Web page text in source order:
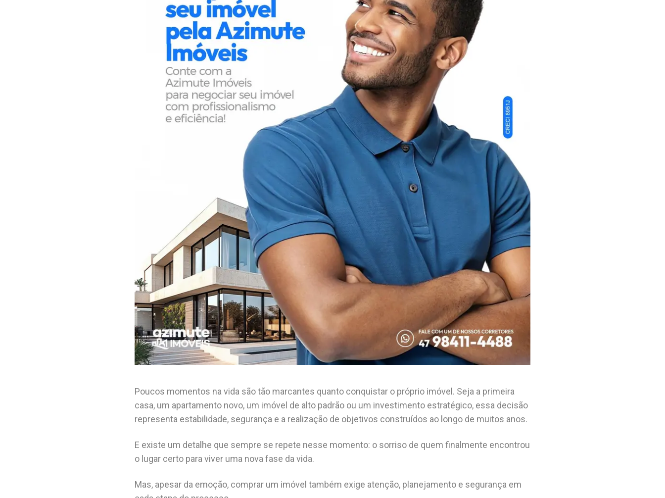
Poucos momentos na vida são tão marcantes quanto conquistar o próprio imóvel. Seja a primeira
casa, um apartamento novo, um imóvel de alto padrão ou um investimento estratégico, essa decisão
representa estabilidade, segurança e a realização de objetivos construídos ao longo de muitos anos.
E existe um detalhe que sempre se repete nesse momento: o sorriso de quem finalmente encontrou
o lugar certo para viver uma nova fase da vida.
Mas, apesar da emoção, comprar um imóvel também exige atenção, planejamento e segurança em